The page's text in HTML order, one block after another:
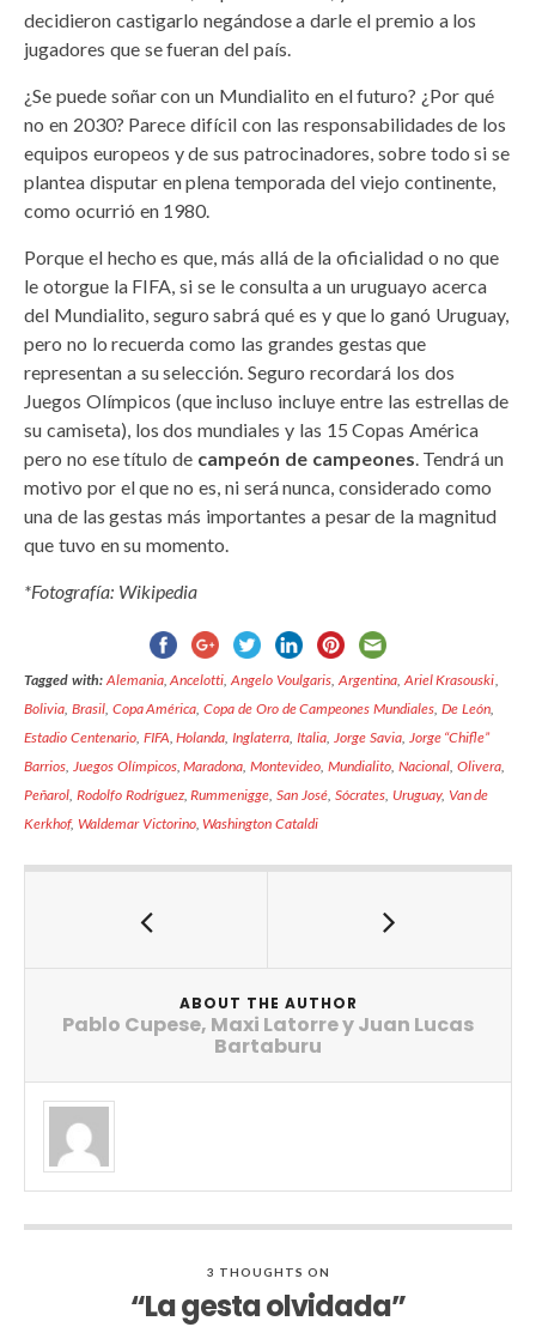
decidieron castigarlo negándose a darle el premio a los
jugadores que se fueran del país.
¿Se puede soñar con un Mundialito en el futuro? ¿Por qué
no en 2030? Parece difícil con las responsabilidades de los
equipos europeos y de sus patrocinadores, sobre todo si se
plantea disputar en plena temporada del viejo continente,
como ocurrió en 1980.
Porque el hecho es que, más allá de la oficialidad o no que
le otorgue la FIFA, si se le consulta a un uruguayo acerca
del Mundialito, seguro sabrá qué es y que lo ganó Uruguay,
pero no lo recuerda como las grandes gestas que
representan a su selección. Seguro recordará los dos
Juegos Olímpicos (que incluso incluye entre las estrellas de
su camiseta), los dos mundiales y las 15 Copas América
pero no ese título de campeón de campeones . Tendrá un
motivo por el que no es, ni será nunca, considerado como
una de las gestas más importantes a pesar de la magnitud
que tuvo en su momento.
*Fotografía: Wikipedia
Tagged with: Alemania,Ancelotti ,Angelo Voulgaris Argentina, Ariel Krasouski
Bolivia Brasil, Copa América ,Copa de Oro de Campeones Mundiales ,De León,
Estadio Centenario, FIFA ,Holanda Inglaterra Italia Jorge Savia, Jorge “Chifle”
Barrios Juegos Olímpicos,Maradona ,Montevideo ,Mundialito Nacional, Olivera,
Peñarol Rodolfo Rodríguez,Rummenigge ,San José Sócrates, Uruguay, Van de
Kerkhof, Waldemar Victorino,Washington Cataldi
ABOUT THE AUTHOR
Pablo Cupese, Maxi Latorre y Juan Lucas
Bartaburu
3 THOUGHTS ON
“La gesta olvidada”